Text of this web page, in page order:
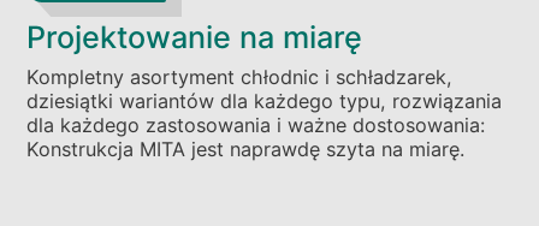
Projektowanie na miarę
Kompletny asortyment chłodnic i schładzarek,
dziesiątki wariantów dla każdego typu, rozwiązania
dla każdego zastosowania i ważne dostosowania:
Konstrukcja MITA jest naprawdę szyta na miarę.